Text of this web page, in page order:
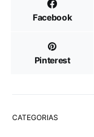
Facebook
Pinterest
CATEGORIAS